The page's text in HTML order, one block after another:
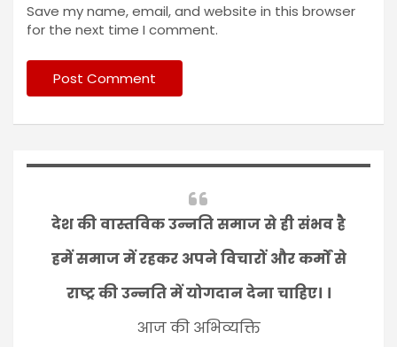
Save my name, email, and website in this browser
for the next time I comment.
देश की वास्तविक उन्नति समाज से ही संभव है
हमें समाज में रहकर अपने विचारों और कर्मों से
राष्ट्र की उन्नति में योगदान देना चाहिए। ।
आज की अभिव्यक्ति